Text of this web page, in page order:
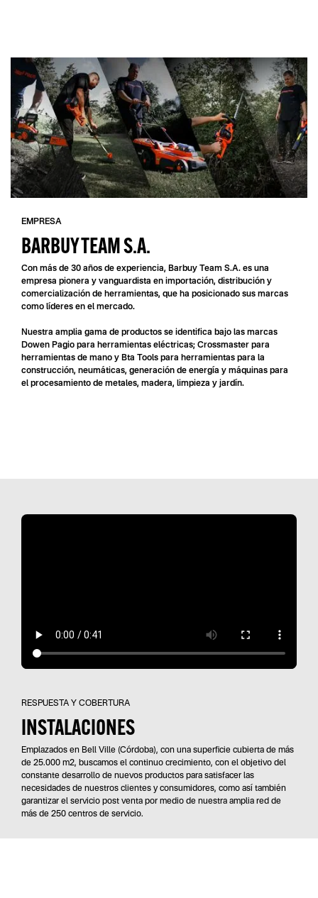
EMPRESA
BARBUY TEAM S.A.
Con más de 30 años de experiencia, Barbuy Team S.A. es una
empresa pionera y vanguardista en importación, distribución y
comercialización de herramientas, que ha posicionado sus marcas
como líderes en el mercado.
Nuestra amplia gama de productos se identifica bajo las marcas
Dowen Pagio para herramientas eléctricas; Crossmaster para
herramientas de mano y Bta Tools para herramientas para la
construcción, neumáticas, generación de energía y máquinas para
el procesamiento de metales, madera, limpieza y jardín.
RESPUESTA Y COBERTURA
INSTALACIONES
Emplazados en Bell Ville (Córdoba), con una superficie cubierta de más
de 25.000 m2, buscamos el continuo crecimiento, con el objetivo del
constante desarrollo de nuevos productos para satisfacer las
necesidades de nuestros clientes y consumidores, como así también
garantizar el servicio post venta por medio de nuestra amplia red de
más de 250 centros de servicio.